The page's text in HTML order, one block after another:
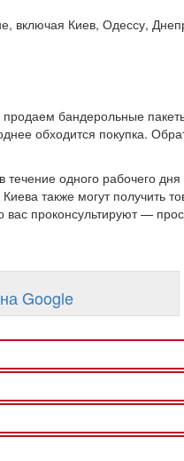
включая Киев, Одессу,
бандерольные
обходится покупка.
течение одного рабочего
также могут получить
проконсультируют —
Google